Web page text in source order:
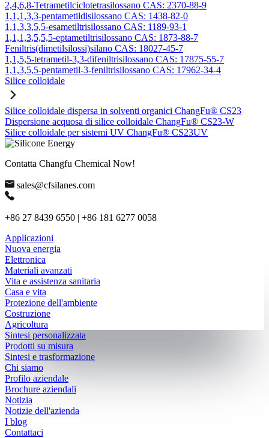
2,4,6,8-Tetrametilciclotetrasilossano CAS: 2370-88-9
1,1,1,3,3-pentametildisilossano CAS: 1438-82-0
1,1,3,3,5,5-esametiltrisilossano CAS: 1189-93-1
1,1,1,3,5,5,5-eptametiltrisilossano CAS: 1873-88-7
Feniltris(dimetilsilossi)silano CAS: 18027-45-7
1,1,5,5-tetrametil-3,3-difeniltrisilossano CAS: 17875-55-7
1,1,3,5,5-pentametil-3-feniltrisilossano CAS: 17962-34-4
Silice colloidale
Silice colloidale dispersa in solventi organici ChangFu® CS23
Dispersione acquosa di silice colloidale ChangFu® CS23-W
Silice colloidale per sistemi UV ChangFu® CS23UV
Contatta Changfu Chemical Now!
sales@cfsilanes.com
+86 27 8439 6550 | +86 181 6277 0058
Applicazioni
Nuova energia
Elettronica
Materiali avanzati
Vita e assistenza sanitaria
Casa e vita
Protezione dell'ambiente
Costruzione
Agricoltura
Sintesi personalizzata
Prodotti su misura
Sintesi e trasformazione
Chi siamo
Profilo aziendale
Brochure aziendali
Notizia
Notizie dell'azienda
I blog
Contattaci